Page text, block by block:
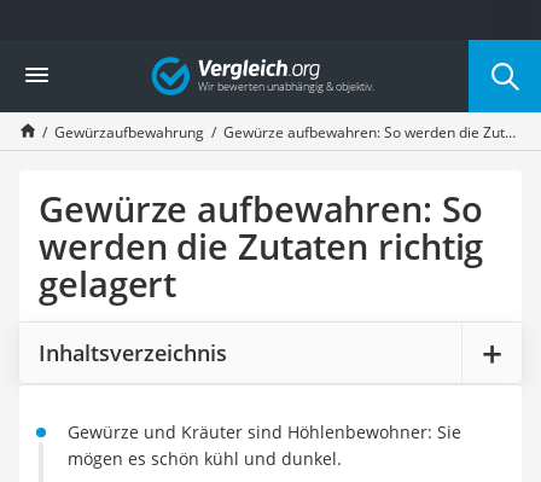
Die beliebtesten Vergleiche nach Kategorie
Haushalt
Wassersprudler
Zentralstaubsauger
Wischroboter
Wäschespinne
Industriestaubsauger
Spülmaschinentabs
Akku-Staubsauger
Eierkocher
AEG-Waschmaschine
Saug-Wisch-Roboter
Milchaufschäumer
Kondenstrockner
Vergleich
Gewürzaufbewahrung Gewürze aufbewahren: So werden die Zutaten richtig gelagert
Gewürze aufbewahren: So
werden die Zutaten richtig
gelagert
Inhaltsverzeichnis
Gewürze und Kräuter sind Höhlenbewohner: Sie
mögen es schön kühl und dunkel.